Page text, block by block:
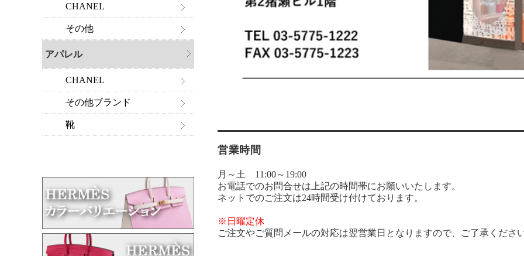
営業時間
月～土 11:00～19:00
お電話でのお問合せは上記の時間帯にお願いいたします。
ネットでのご注文は24時間受け付けております。
※日曜定休
ご注文やご質問メールの対応は翌営業日となりますので、ご了承くださ
CHANEL
その他
アパレル
CHANEL
その他ブランド
靴